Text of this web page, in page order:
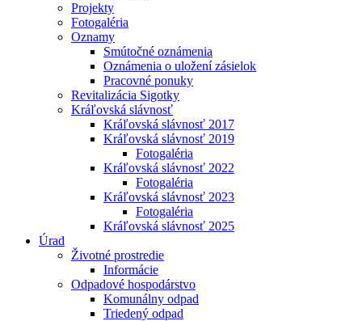
Projekty
Fotogaléria
Oznamy
Smútočné oznámenia
Oznámenia o uložení zásielok
Pracovné ponuky
Revitalizácia Sigotky
Kráľovská slávnosť
Kráľovská slávnosť 2017
Kráľovská slávnosť 2019
Fotogaléria
Kráľovská slávnosť 2022
Fotogaléria
Kráľovská slávnosť 2023
Fotogaléria
Kráľovská slávnosť 2025
Úrad
Životné prostredie
Informácie
Odpadové hospodárstvo
Komunálny odpad
Triedený odpad